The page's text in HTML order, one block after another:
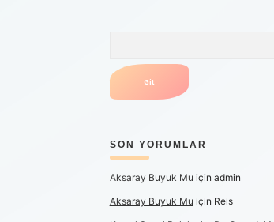
SON YORUMLAR
Aksaray Buyuk Mu için admin
Aksaray Buyuk Mu için Reis